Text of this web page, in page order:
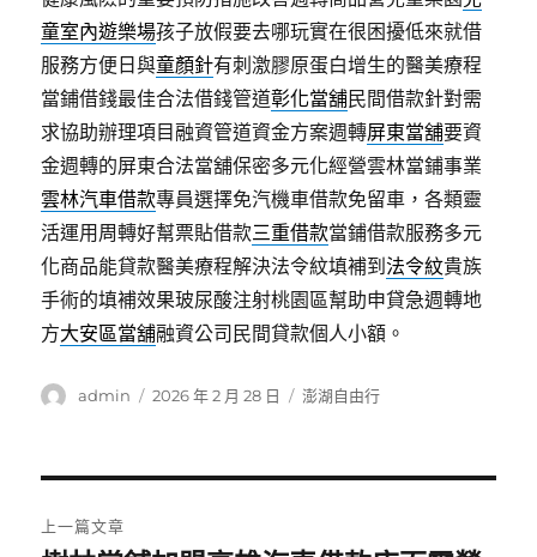
童室內遊樂場孩子放假要去哪玩實在很困擾低來就借
服務方便日與童顏針有刺激膠原蛋白增生的醫美療程
當鋪借錢最佳合法借錢管道彰化當舖民間借款針對需
求協助辦理項目融資管道資金方案週轉屏東當舖要資
金週轉的屏東合法當舖保密多元化經營雲林當鋪事業
雲林汽車借款專員選擇免汽機車借款免留車，各類靈
活運用周轉好幫票貼借款三重借款當鋪借款服務多元
化商品能貸款醫美療程解決法令紋填補到法令紋貴族
手術的填補效果玻尿酸注射桃園區幫助申貸急週轉地
方大安區當舖融資公司民間貸款個人小額。
作
admin
發
2026 年 2 月 28 日
分
澎湖自由行
上一篇文章